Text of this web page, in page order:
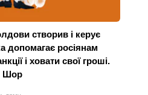
створив і керує
допомагає росіянам
і ховати свої гроші.
Шор